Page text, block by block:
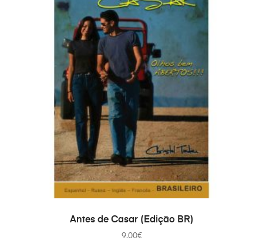
COMPRAR
Antes de Casar (Edição BR)
9.00€